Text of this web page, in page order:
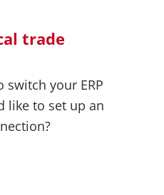
trade
switch your ERP
like to set up an